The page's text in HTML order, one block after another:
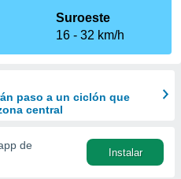
Suroeste
16
32 km/h
paso a un ciclón que
central
de
Instalar